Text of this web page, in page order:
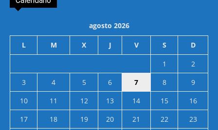
agosto 2026
L M X J V S D
1
2
3
4 5 6 7 8
9
10
11 12 13 14 15
16
17
18 19 20 21 22
23